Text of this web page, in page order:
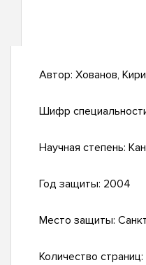
Автор: Хованов,
Шифр
Научная степень:
Год защиты: 2004
Место защиты:
Количество страниц: